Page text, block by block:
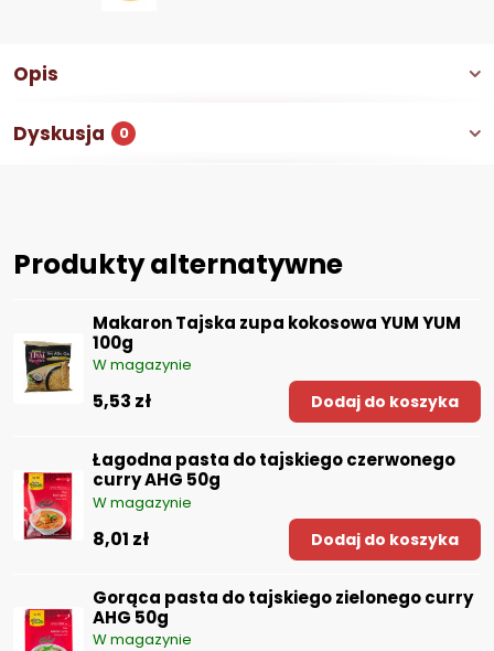
Opis
Dyskusja 0
Produkty alternatywne
Makaron Tajska zupa kokosowa YUM YUM
100g
W magazynie
5,53 zł Dodaj do koszyka
Łagodna pasta do tajskiego czerwonego
curry AHG 50g
W magazynie
8,01 zł Dodaj do koszyka
Gorąca pasta do tajskiego zielonego curry
AHG 50g
W magazynie